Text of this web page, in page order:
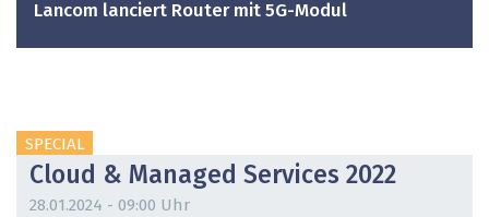
Lancom lanciert Router mit 5G-Modul
SPECIAL
Cloud & Managed Services 2022
28.01.2024 - 09:00 Uhr